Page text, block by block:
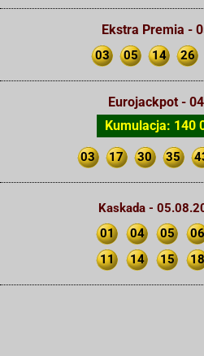
Ekstra Premia -
03 05 14 26
Eurojackpot -
Kumulacja: 140
03 17 30 35
Kaskada -
01
04 05 06
11
14 15 18